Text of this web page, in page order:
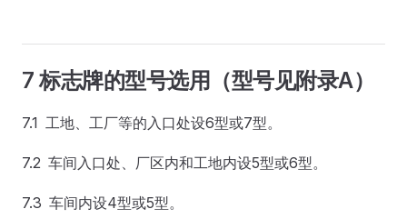
7 标志牌的型号选用（型号见附录A）
7.1 工地、工厂等的入口处设6型或7型。
7.2 车间入口处、厂区内和工地内设5型或6型。
7.3 车间内设4型或5型。